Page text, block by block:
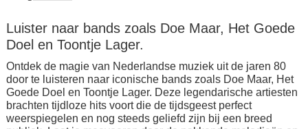
Luister naar bands zoals Doe Maar, Het Goede
Doel en Toontje Lager.
Ontdek de magie van Nederlandse muziek uit de jaren 80
door te luisteren naar iconische bands zoals Doe Maar, Het
Goede Doel en Toontje Lager. Deze legendarische artiesten
brachten tijdloze hits voort die de tijdsgeest perfect
weerspiegelen en nog steeds geliefd zijn bij een breed